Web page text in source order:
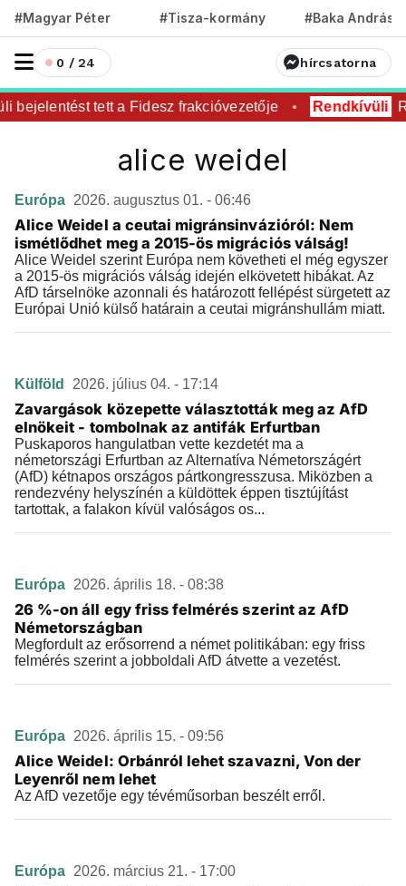
#Magyar Péter #Tisza-kormány #Baka András
0 / 24 hírcsatorna
bejelentést tett a Fidesz frakcióvezetője Rendkívüli
alice weidel
Európa 2026. augusztus 01. - 06:46
Alice Weidel a ceutai migránsinvázióról: Nem
ismétlődhet meg a 2015-ös migrációs válság!
Alice Weidel szerint Európa nem követheti el még egyszer
a 2015-ös migrációs válság idején elkövetett hibákat. Az
AfD társelnöke azonnali és határozott fellépést sürgetett az
Európai Unió külső határain a ceutai migránshullám miatt.
Külföld 2026. július 04. - 17:14
Zavargások közepette választották meg az AfD
elnökeit - tombolnak az antifák Erfurtban
Puskaporos hangulatban vette kezdetét ma a
németországi Erfurtban az Alternatíva Németországért
(AfD) kétnapos országos pártkongresszusa. Miközben a
rendezvény helyszínén a küldöttek éppen tisztújítást
tartottak, a falakon kívül valóságos os...
Európa 2026. április 18. - 08:38
26 %-on áll egy friss felmérés szerint az AfD
Németországban
Megfordult az erősorrend a német politikában: egy friss
felmérés szerint a jobboldali AfD átvette a vezetést.
Európa 2026. április 15. - 09:56
Alice Weidel: Orbánról lehet szavazni, Von der
Leyenről nem lehet
Az AfD vezetője egy tévéműsorban beszélt erről.
Európa 2026. március 21. - 17:00